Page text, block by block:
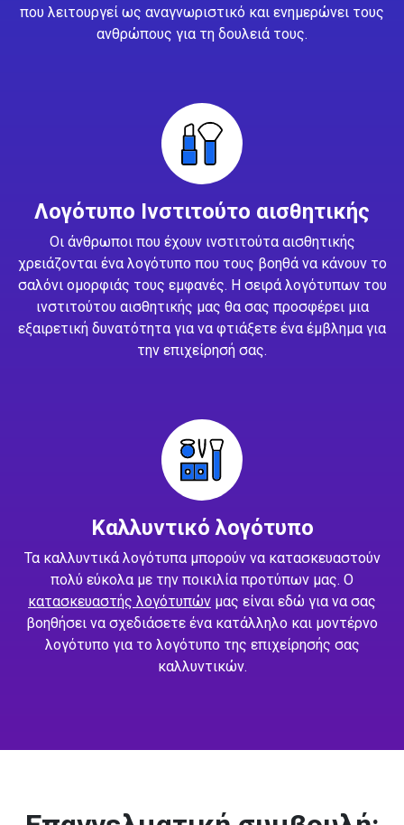
που λειτουργεί ως αναγνωριστικό και ενημερώνει τους
ανθρώπους για τη δουλειά τους.
Λογότυπο Ινστιτούτο αισθητικής
Οι άνθρωποι που έχουν ινστιτούτα αισθητικής
χρειάζονται ένα λογότυπο που τους βοηθά να κάνουν το
σαλόνι ομορφιάς τους εμφανές. Η σειρά λογότυπων του
ινστιτούτου αισθητικής μας θα σας προσφέρει μια
εξαιρετική δυνατότητα για να φτιάξετε ένα έμβλημα για
την επιχείρησή σας.
Καλλυντικό λογότυπο
Τα καλλυντικά λογότυπα μπορούν να κατασκευαστούν
πολύ εύκολα με την ποικιλία προτύπων μας. Ο
κατασκευαστής λογότυπών μας είναι εδώ για να σας
βοηθήσει να σχεδιάσετε ένα κατάλληλο και μοντέρνο
λογότυπο για το λογότυπο της επιχείρησής σας
καλλυντικών.